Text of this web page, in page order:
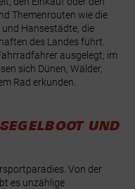
Themenrouten wie die
Hansestädte, die
des Landes führt.
ausgelegt; im
sich Dünen, Wälder,
Rad erkunden
UND
Von der
es unzählige